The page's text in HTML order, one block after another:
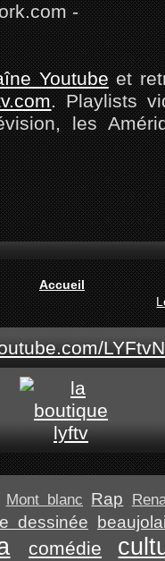
-
Youtubeet
. Playlists
les
Accueil
Mont blanc Rap
dessinée
comédie